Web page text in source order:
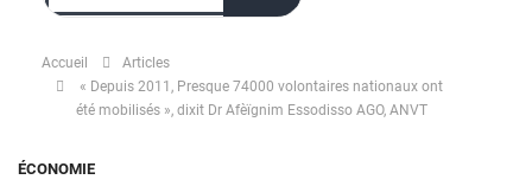
Accueil
Articles
« Depuis 2011, Presque 74000 volontaires nationaux ont
été mobilisés », dixit Dr Afèïgnim Essodisso AGO, ANVT
ÉCONOMIE